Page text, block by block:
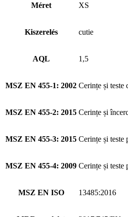
Méret XS
Kiszerelés cutie
AQL 1,5
MSZ EN 455-1: 2002 Cerințe și teste
MSZ EN 455-2: 2015 Cerințe și
MSZ EN 455-3: 2015 Cerințe și
MSZ EN 455-4: 2009 Cerințe și teste
MSZ EN ISO 13485:2016